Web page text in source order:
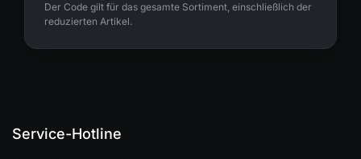
Der Code gilt für das gesamte Sortiment, einschließlich der
reduzierten Artikel.
Service-Hotline